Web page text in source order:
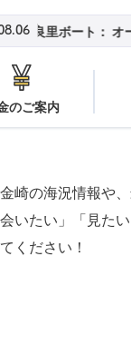
良里ボート： オープ
のご案内
崎の海況情報や
会いたい」「見た
ください！